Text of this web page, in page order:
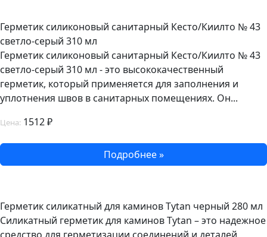
Герметик силиконовый санитарный Кесто/Киилто № 43
светло-серый 310 мл
Герметик силиконовый санитарный Кесто/Киилто № 43
светло-серый 310 мл - это высококачественный
герметик, который применяется для заполнения и
уплотнения швов в санитарных помещениях. Он...
Цена: 1512 ₽
Подробнее »
Герметик силикатный для каминов Tytan черный 280 мл
Силикатный герметик для каминов Tytan – это надежное